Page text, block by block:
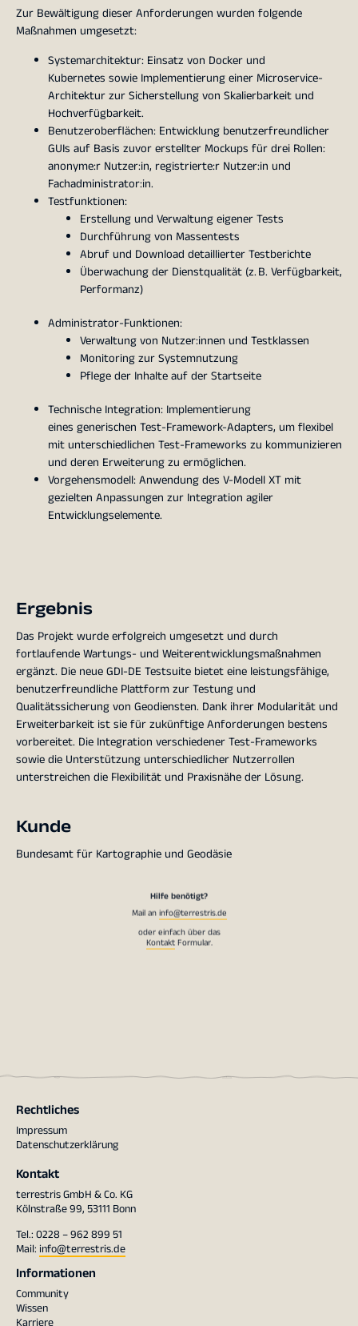
Zur Bewältigung dieser Anforderungen wurden folgende
Maßnahmen umgesetzt:
Systemarchitektur: Einsatz von Docker und
Kubernetes sowie Implementierung einer Microservice-
Architektur zur Sicherstellung von Skalierbarkeit und
Hochverfügbarkeit.
Benutzeroberflächen: Entwicklung benutzerfreundlicher
GUIs auf Basis zuvor erstellter Mockups für drei Rollen:
anonyme:r Nutzer:in, registrierte:r Nutzer:in und
Fachadministrator:in.
Testfunktionen:
Erstellung und Verwaltung eigener Tests
Durchführung von Massentests
Abruf und Download detaillierter Testberichte
Überwachung der Dienstqualität (z. B. Verfügbarkeit,
Performanz)
Administrator-Funktionen:
Verwaltung von Nutzer:innen und Testklassen
Monitoring zur Systemnutzung
Pflege der Inhalte auf der Startseite
Technische Integration: Implementierung
eines generischen Test-Framework-Adapters, um flexibel
mit unterschiedlichen Test-Frameworks zu kommunizieren
und deren Erweiterung zu ermöglichen.
Vorgehensmodell: Anwendung des V-Modell XT mit
gezielten Anpassungen zur Integration agiler
Entwicklungselemente.
Ergebnis
Das Projekt wurde erfolgreich umgesetzt und durch
fortlaufende Wartungs- und Weiterentwicklungsmaßnahmen
ergänzt. Die neue GDI-DE Testsuite bietet eine leistungsfähige,
benutzerfreundliche Plattform zur Testung und
Qualitätssicherung von Geodiensten. Dank ihrer Modularität und
Erweiterbarkeit ist sie für zukünftige Anforderungen bestens
vorbereitet. Die Integration verschiedener Test-Frameworks
sowie die Unterstützung unterschiedlicher Nutzerrollen
unterstreichen die Flexibilität und Praxisnähe der Lösung.
Kunde
Bundesamt für Kartographie und Geodäsie
info@terrestris.de
oder einfach über das
KontaktFormular.
Rechtliches
Impressum
Datenschutzerklärung
Kontakt
terrestris GmbH & Co. KG
Kölnstraße 99, 53111 Bonn
Tel.: 0228 – 962 899 51
Mail: info@terrestris.de
Informationen
Community
Wissen